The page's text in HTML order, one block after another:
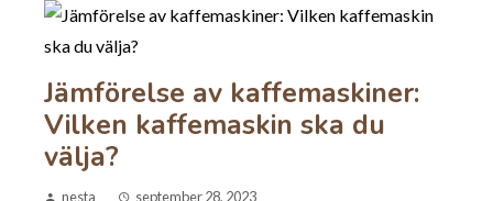
Jämförelse av kaffemaskiner:
Vilken kaffemaskin ska du
välja?
nesta september 28, 2023